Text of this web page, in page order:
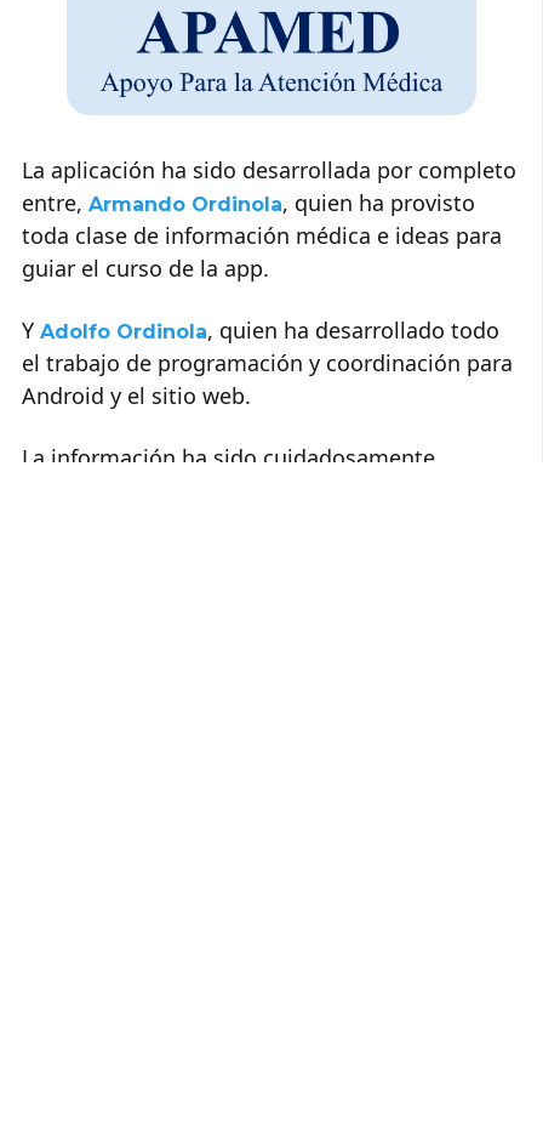
La aplicación ha sido desarrollada por completo
entre, Armando Ordinola, quien ha provisto
toda clase de información médica e ideas para
guiar el curso de la app.
Y Adolfo Ordinola, quien ha desarrollado todo
el trabajo de programación y coordinación para
Android y el sitio web.
La información ha sido cuidadosamente